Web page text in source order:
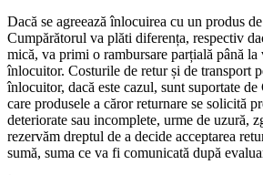
Dacă se agreează înlocuirea cu un produs
Cumpărătorul va plăti diferența, respectiv
mică, va primi o rambursare parțială până la
înlocuitor. Costurile de retur și de transport
înlocuitor, dacă este cazul, sunt suportate
care produsele a căror returnare se solicită
deteriorate sau incomplete, urme de uzură,
rezervăm dreptul de a decide acceptarea
sumă, suma ce va fi comunicată după